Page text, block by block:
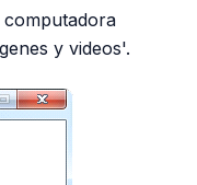
y videos'.